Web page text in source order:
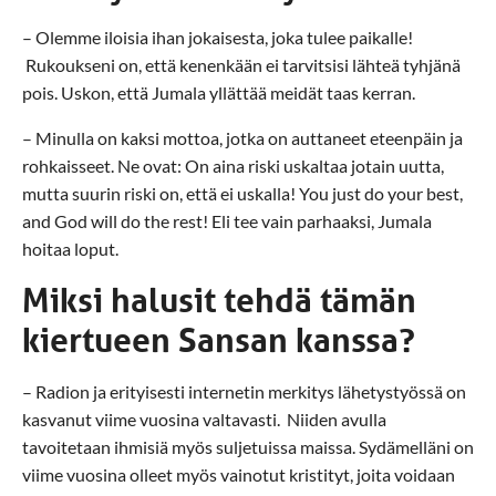
– Olemme iloisia ihan jokaisesta, joka tulee paikalle!
Rukoukseni on, että kenenkään ei tarvitsisi lähteä tyhjänä
pois. Uskon, että Jumala yllättää meidät taas kerran.
– Minulla on kaksi mottoa, jotka on auttaneet eteenpäin ja
rohkaisseet. Ne ovat: On aina riski uskaltaa jotain uutta,
mutta suurin riski on, että ei uskalla! You just do your best,
and God will do the rest! Eli tee vain parhaaksi, Jumala
hoitaa loput.
Miksi halusit tehdä tämän
kiertueen Sansan kanssa?
– Radion ja erityisesti internetin merkitys lähetystyössä on
kasvanut viime vuosina valtavasti. Niiden avulla
tavoitetaan ihmisiä myös suljetuissa maissa. Sydämelläni on
viime vuosina olleet myös vainotut kristityt, joita voidaan